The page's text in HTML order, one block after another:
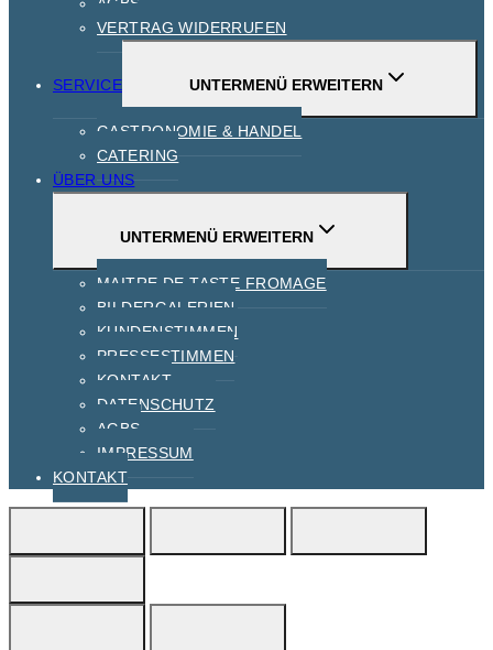
VERTRAG WIDERRUFEN
SERVICE UNTERMENÜ ERWEITERN
GASTRONOMIE & HANDEL
CATERING
ÜBER UNS
UNTERMENÜ ERWEITERN
MAITRE DE TASTE FROMAGE
BILDERGALERIEN
KUNDENSTIMMEN
PRESSESTIMMEN
KONTAKT
DATENSCHUTZ
AGBS
IMPRESSUM
KONTAKT